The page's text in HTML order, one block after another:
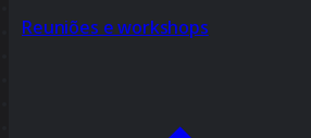
Reuniões e workshops